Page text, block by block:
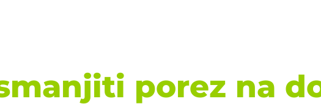
porez na